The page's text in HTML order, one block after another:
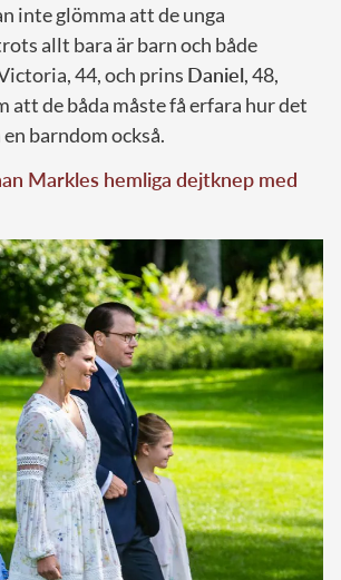
inte glömma att de unga
allt bara är barn och både
44, och prins Daniel, 48,
att de båda måste få erfara hur det
barndom också.
Markles hemliga dejtknep med